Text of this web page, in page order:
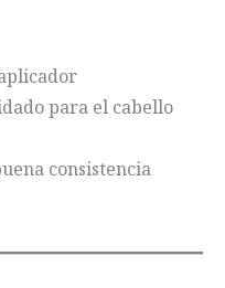
para el cabello
consistencia